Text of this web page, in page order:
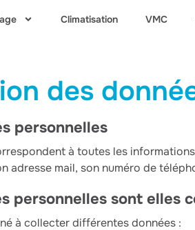
Climatisation VMC
des
personnelles
à toutes les
adresse mail, son numéro de
personnelles sont elles
à collecter différentes données :